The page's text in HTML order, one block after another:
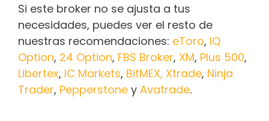
Si este broker no se ajusta a tus
necesidades, puedes ver el resto de
nuestras recomendaciones: eToro, IQ
Option, 24 Option, FBS Broker, XM, Plus 500,
Libertex, IC Markets, BitMEX, Xtrade, Ninja
Trader, Pepperstone y Avatrade.